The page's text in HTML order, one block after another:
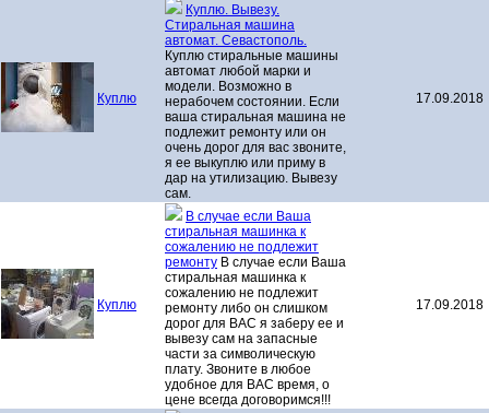
Куплю
Куплю. Вывезу.
Стиральная машина
автомат. Севастополь.
Куплю стиральные машины
автомат любой марки и
модели. Возможно в
нерабочем состоянии. Если
ваша стиральная машина не
подлежит ремонту или он
очень дорог для вас звоните,
я ее выкуплю или приму в
дар на утилизацию. Вывезу
сам.
17.09.2018
Куплю
В случае если Ваша
стиральная машинка к
сожалению не подлежит
ремонту В случае если Ваша
стиральная машинка к
сожалению не подлежит
ремонту либо он слишком
дорог для ВАС я заберу ее и
вывезу сам на запасные
части за символическую
плату. Звоните в любое
удобное для ВАС время, о
цене всегда договоримся!!!
17.09.2018